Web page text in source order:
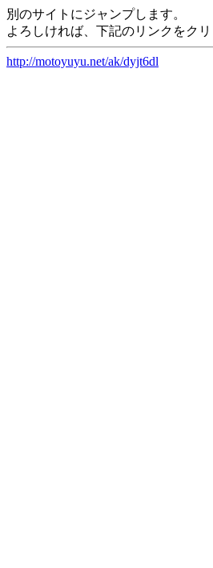
別のサイトにジャンプします。
よろしければ、下記のリンクをクリ
http://motoyuyu.net/ak/dyjt6dl